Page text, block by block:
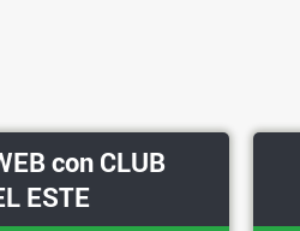
con CLUB
ESTE